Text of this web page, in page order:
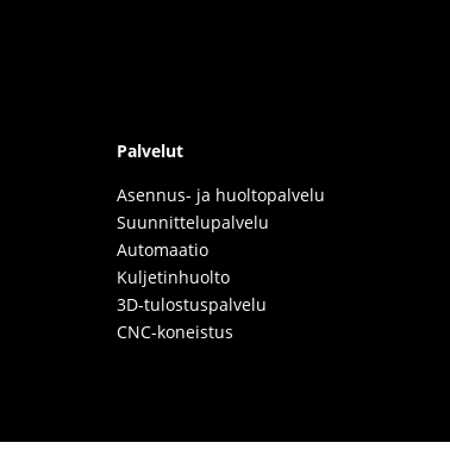
Palvelut
Asennus- ja huoltopalvelu
Suunnittelupalvelu
Automaatio
Kuljetinhuolto
3D-tulostuspalvelu
CNC-koneistus